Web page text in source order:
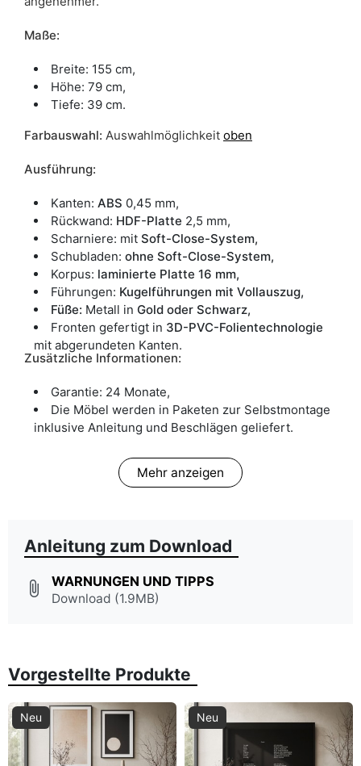
Maße:
Breite: 155 cm,
Höhe: 79 cm,
Tiefe: 39 cm.
Farbauswahl: Auswahlmöglichkeit oben
Ausführung:
Kanten: ABS 0,45 mm,
Rückwand: HDF-Platte 2,5 mm,
Scharniere: mit Soft-Close-System,
Schubladen: ohne Soft-Close-System,
Korpus: laminierte Platte 16 mm,
Führungen: Kugelführungen mit Vollauszug,
Füße: Metall in Gold oder Schwarz,
Fronten gefertigt in 3D-PVC-Folientechnologie
mit abgerundeten Kanten.
Zusätzliche Informationen:
Garantie: 24 Monate,
Die Möbel werden in Paketen zur Selbstmontage
inklusive Anleitung und Beschlägen geliefert.
Mehr anzeigen
Anleitung zum Download
attach_file WARNUNGEN UND TIPPS
Download (1.9MB)
Vorgestellte Produkte
Neu Neu